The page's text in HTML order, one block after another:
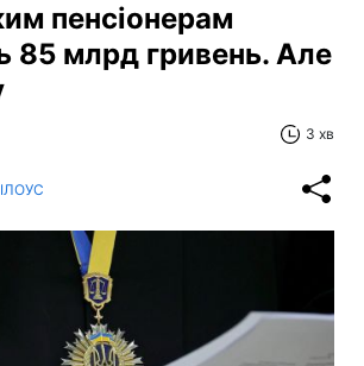
пенсіонерам
85 млрд гривень. Але
3 хв